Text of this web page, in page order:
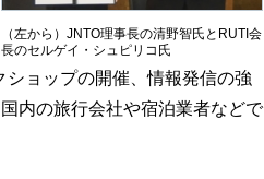
（左から）JNTO理事長の清野智氏とRUTI会
長のセルゲイ・シュピリコ氏
ョップの開催、情報発信の強
内の旅行会社や宿泊業者などで